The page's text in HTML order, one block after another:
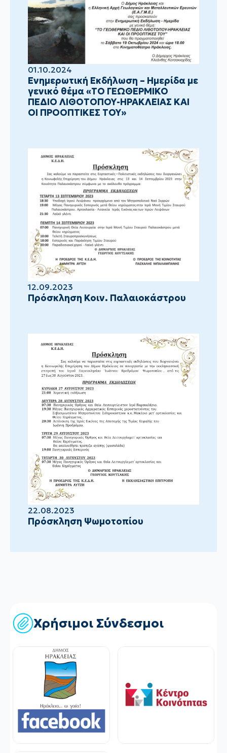
01.10.2024
Ενημερωτική Εκδήλωση – Ημερίδα με
γενικό θέμα «ΤΟ ΓΕΩΘΕΡΜΙΚΟ
ΠΕΔΙΟ ΛΙΘΟΤΟΠΟΥ-ΗΡΑΚΛΕΙΑΣ ΚΑΙ
ΟΙ ΠΡΟΟΠΤΙΚΕΣ ΤΟΥ»
12.09.2023
Πρόσκληση Κοιν. Παλαιοκάστρου
22.08.2023
Πρόσκληση Ψωμοτοπίου
Χρήσιμοι Σύνδεσμοι